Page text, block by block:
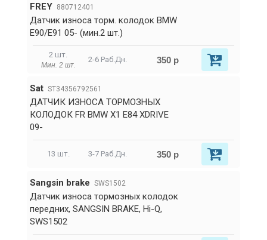
FREY 880712401
Датчик износа торм. колодок BMW
E90/E91 05- (мин.2 шт.)
2 шт.
Мин. 2 шт.
2-6 Раб.Дн. 350 р
Sat ST34356792561
ДАТЧИК ИЗНОСА ТОРМОЗНЫХ
КОЛОДОК FR BMW X1 E84 XDRIVE
09-
13 шт. 3-7 Раб.Дн. 350 р
Sangsin brake SWS1502
Датчик износа тормозных колодок
передних, SANGSIN BRAKE, Hi-Q,
SWS1502